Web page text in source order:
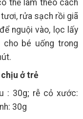
thể làm theo cách
rửa sạch rồi giã
nguội vào, lọc lấy
cho bé uống trong
ở trẻ
: 30g; rễ cỏ xước:
30g